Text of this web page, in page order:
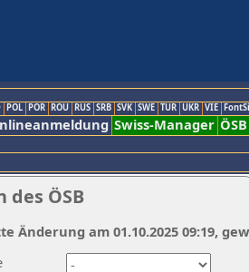
POL POR ROU RUS SRB SVK SWE TUR UKR VIE
Swiss-Manager ÖSB
ÖSB
Änderung am 01.10.2025 09:19,